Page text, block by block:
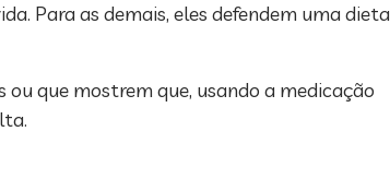
Para as demais, eles defendem uma dieta
que mostrem que, usando a medicação